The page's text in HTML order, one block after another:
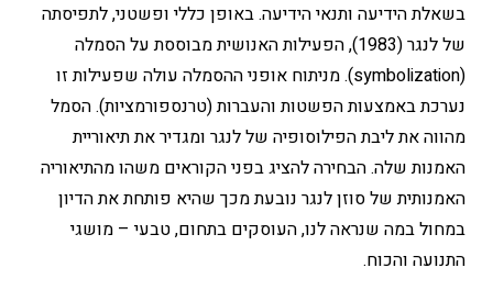
בשאלת הידיעה ותנאי הידיעה. באופן כללי ופשטני, לתפיסתה
של לנגר (1983), הפעילות האנושית מבוססת על הסמלה
(symbolization). מניתוח אופני ההסמלה עולה שפעילות זו
נערכת באמצעות הפשטות והעברות (טרנספורמציות). הסמל
מהווה את ליבת הפילוסופיה של לנגר ומגדיר את תיאוריית
האמנות שלה. הבחירה להציג בפני הקוראים משהו מהתיאוריה
האמנותית של סוזן לנגר נובעת מכך שהיא פותחת את הדיון
במחול במה שנראה לנו, העוסקים בתחום, טבעי – מושגי
התנועה והכוח.